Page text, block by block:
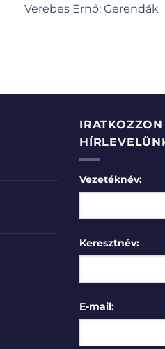
Verebes Ernő: Gerendák
Vezetéknév:
Keresztnév:
E-mail: